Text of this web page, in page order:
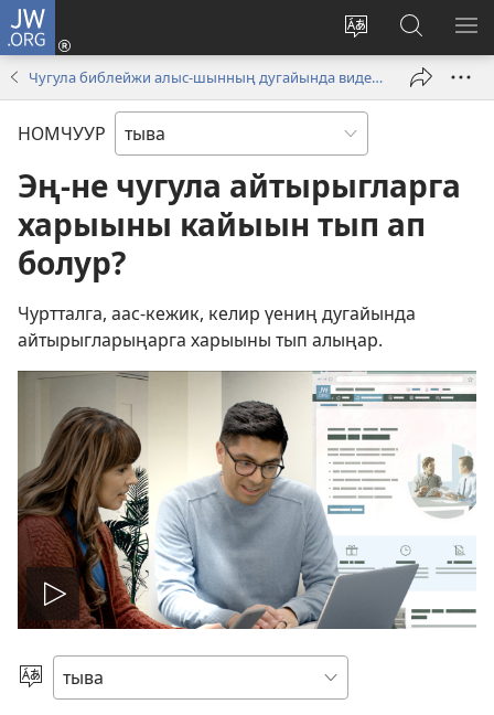
JW.ORG
Change
language
Кирер
(opens
window)
JW.ORG-
ка
Чугула библейжи алыс-шынның дугайында видеолар
НОМЧУУР
Эң-не чугула айтырыгларга
харыыны кайыын тып ап
болур?
Чуртталга, аас-кежик, келир үениң дугайында
айтырыгларыңарга харыыны тып алыңар.
Play
video
Дылды
шилип